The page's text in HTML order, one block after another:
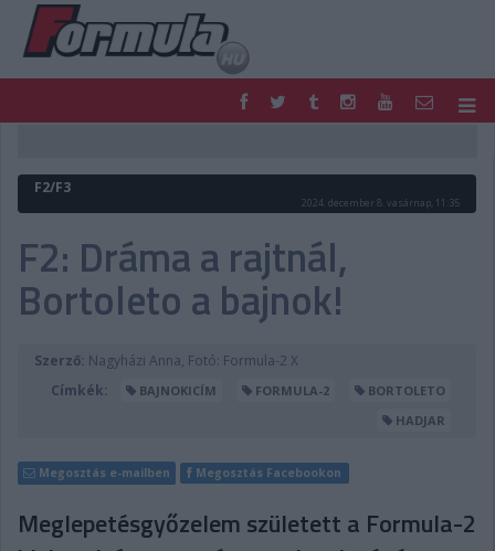
FORMULA
MOTOR
HAZAI
PODCAST
SHOP
LIVE
TIPPJÁTÉK
DIGITÁLIS MAGAZIN
PONTÁLLÁSOK
F2/F3
2024. december 8. vasárnap, 11:35
F2: Dráma a rajtnál,
Bortoleto a bajnok!
Szerző: Nagyházi Anna, Fotó: Formula-2 X
Címkék:
BAJNOKICÍM FORMULA-2
BORTOLETO
HADJAR
Megosztás e-mailben Megosztás Facebookon
Meglepetésgyőzelem született a Formula-2